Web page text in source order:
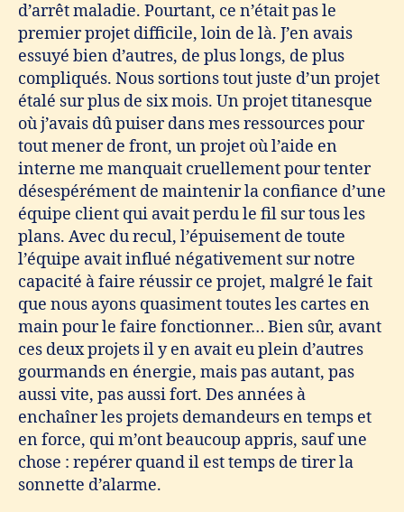
d’arrêt maladie. Pourtant, ce n’était pas le
premier projet difficile, loin de là. J’en avais
essuyé bien d’autres, de plus longs, de plus
compliqués. Nous sortions tout juste d’un projet
étalé sur plus de six mois. Un projet titanesque
où j’avais dû puiser dans mes ressources pour
tout mener de front, un projet où l’aide en
interne me manquait cruellement pour tenter
désespérément de maintenir la confiance d’une
équipe client qui avait perdu le fil sur tous les
plans. Avec du recul, l’épuisement de toute
l’équipe avait influé négativement sur notre
capacité à faire réussir ce projet, malgré le fait
que nous ayons quasiment toutes les cartes en
main pour le faire fonctionner… Bien sûr, avant
ces deux projets il y en avait eu plein d’autres
gourmands en énergie, mais pas autant, pas
aussi vite, pas aussi fort. Des années à
enchaîner les projets demandeurs en temps et
en force, qui m’ont beaucoup appris, sauf une
chose : repérer quand il est temps de tirer la
sonnette d’alarme.